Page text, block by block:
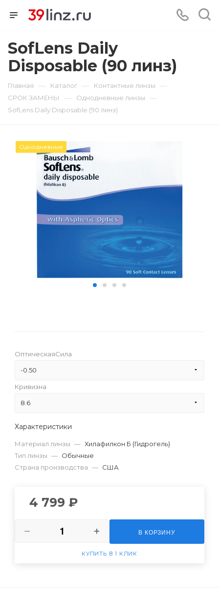
SofLens Daily
Disposable (90 линз)
Главная — Каталог — Контактные линзы —
СРОК ЗАМЕНЫ — Однодневные линзы —
SofLens Daily Disposable (90 линз)
Однодневные
ОптическаяСила
-0.50
-9.00
-8.00
-7.50
-7.00
-6.00
Кривизна
8.6
Характеристики
Материал линзы — Хилафилкон Б (Гидрогель)
Тип линзы — Обычные
Страна производства — США
4 799 ₽
В КОРЗИНУ
КУПИТЬ В 1 КЛИК